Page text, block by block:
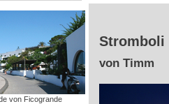
von Ficogrande
Stromboli
von Timm